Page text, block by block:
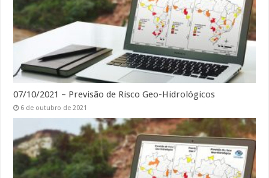
07/10/2021 – Previsão de Risco Geo-Hidrológicos
6 de outubro de 2021